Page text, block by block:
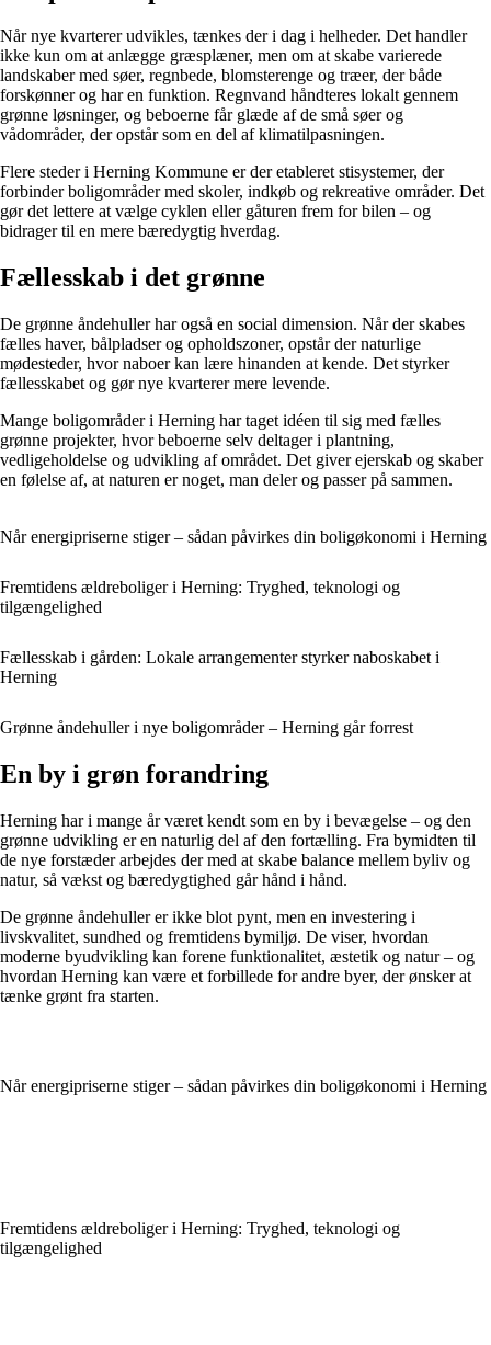
Når nye kvarterer udvikles, tænkes der i dag i helheder. Det handler
ikke kun om at anlægge græsplæner, men om at skabe varierede
landskaber med søer, regnbede, blomsterenge og træer, der både
forskønner og har en funktion. Regnvand håndteres lokalt gennem
grønne løsninger, og beboerne får glæde af de små søer og
vådområder, der opstår som en del af klimatilpasningen.
Flere steder i Herning Kommune er der etableret stisystemer, der
forbinder boligområder med skoler, indkøb og rekreative områder. Det
gør det lettere at vælge cyklen eller gåturen frem for bilen – og
bidrager til en mere bæredygtig hverdag.
Fællesskab i det grønne
De grønne åndehuller har også en social dimension. Når der skabes
fælles haver, bålpladser og opholdszoner, opstår der naturlige
mødesteder, hvor naboer kan lære hinanden at kende. Det styrker
fællesskabet og gør nye kvarterer mere levende.
Mange boligområder i Herning har taget idéen til sig med fælles
grønne projekter, hvor beboerne selv deltager i plantning,
vedligeholdelse og udvikling af området. Det giver ejerskab og skaber
en følelse af, at naturen er noget, man deler og passer på sammen.
Når energipriserne stiger – sådan påvirkes din boligøkonomi i Herning
Fremtidens ældreboliger i Herning: Tryghed, teknologi og
tilgængelighed
Fællesskab i gården: Lokale arrangementer styrker naboskabet i
Herning
Grønne åndehuller i nye boligområder – Herning går forrest
En by i grøn forandring
Herning har i mange år været kendt som en by i bevægelse – og den
grønne udvikling er en naturlig del af den fortælling. Fra bymidten til
de nye forstæder arbejdes der med at skabe balance mellem byliv og
natur, så vækst og bæredygtighed går hånd i hånd.
De grønne åndehuller er ikke blot pynt, men en investering i
livskvalitet, sundhed og fremtidens bymiljø. De viser, hvordan
moderne byudvikling kan forene funktionalitet, æstetik og natur – og
hvordan Herning kan være et forbillede for andre byer, der ønsker at
tænke grønt fra starten.
Når energipriserne stiger – sådan påvirkes din boligøkonomi i Herning
Fremtidens ældreboliger i Herning: Tryghed, teknologi og
tilgængelighed